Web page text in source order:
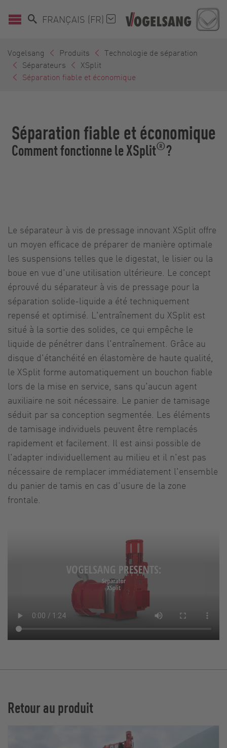
FRANÇAIS (FR)
Vogelsang Produits
Technologie de séparation
Séparateurs
XSplit
Séparation fiable et économique
Séparation fiable et économique
Comment fonctionne le XSplit®?
Le séparateur à vis de pressage innovant XSplit offre
un moyen efficace de préparer de manière optimale
les suspensions telles que le digestat, le lisier ou la
boue en vue d'une utilisation ultérieure. Le concept
éprouvé du séparateur à vis de pressage pour la
séparation solide-liquide a été techniquement
repensé et optimisé. L'entraînement du XSplit est
situé à la sortie des solides, ce qui empêche le
liquide de pénétrer dans l'entraînement. Grâce au
disque d'étanchéité en élastomère de haute qualité,
le XSplit forme automatiquement un bouchon fiable
lors de la mise en service, sans qu'aucun agent
auxiliaire ne soit nécessaire. Le panier de tamisage
séduit par sa conception segmentée. Les éléments
de tamisage individuels peuvent être remplacés
rapidement et facilement. Il est ainsi possible de
l'adapter individuellement au milieu et il n'est pas
nécessaire de remplacer immédiatement l'ensemble
du panier de tamis en cas d'usure de la zone
frontale.
Retour au produit